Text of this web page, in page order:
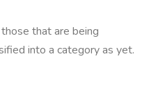
that are being
into a category as yet.